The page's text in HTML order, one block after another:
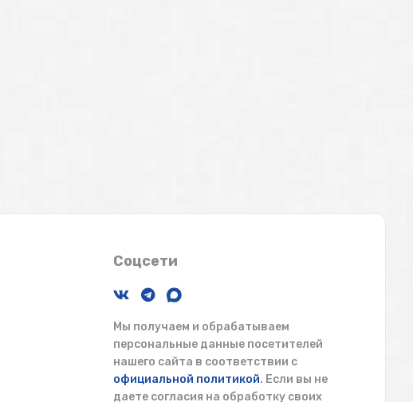
Соцсети
Мы получаем и обрабатываем
персональные данные посетителей
нашего сайта в соответствии с
официальной политикой. Если вы не
даете согласия на обработку своих